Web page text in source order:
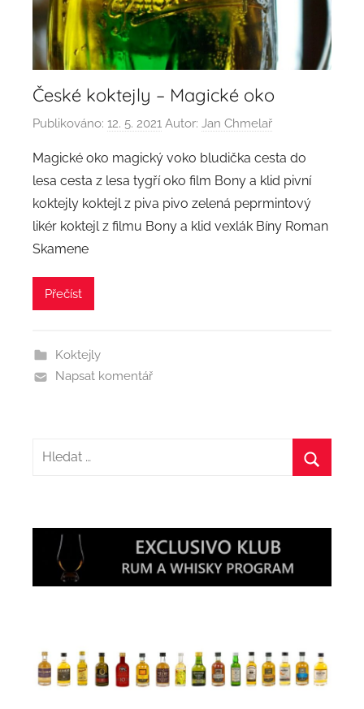
České koktejly – Magické oko
Publikováno: 12. 5. 2021 Autor: Jan Chmelař
Magické oko magický voko bludička cesta do
lesa cesta z lesa tygří oko film Bony a klid pivní
koktejly koktejl z piva pivo zelená peprmintový
likér koktejl z filmu Bony a klid vexlák Bíny Roman
Skamene
Přečíst
Koktejly
Napsat komentář
Hledat: